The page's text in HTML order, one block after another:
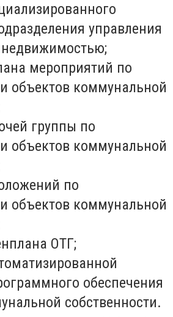
управления
мероприятий по
объектов коммунальной
группы по
объектов коммунальной
по
объектов коммунальной
ОТГ;
обеспечения
собственности.